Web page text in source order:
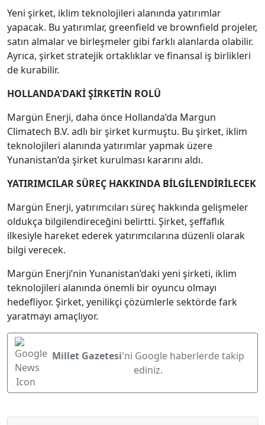
Yeni şirket, iklim teknolojileri alanında yatırımlar
yapacak. Bu yatırımlar, greenfield ve brownfield projeler,
satın almalar ve birleşmeler gibi farklı alanlarda olabilir.
Ayrıca, şirket stratejik ortaklıklar ve finansal iş birlikleri
de kurabilir.
HOLLANDA'DAKİ ŞİRKETİN ROLÜ
Margün Enerji, daha önce Hollanda’da Margun
Climatech B.V. adlı bir şirket kurmuştu. Bu şirket, iklim
teknolojileri alanında yatırımlar yapmak üzere
Yunanistan’da şirket kurulması kararını aldı.
YATIRIMCILAR SÜREÇ HAKKINDA BİLGİLENDİRİLECEK
Margün Enerji, yatırımcıları süreç hakkında gelişmeler
oldukça bilgilendireceğini belirtti. Şirket, şeffaflık
ilkesiyle hareket ederek yatırımcılarına düzenli olarak
bilgi verecek.
Margün Enerji’nin Yunanistan’daki yeni şirketi, iklim
teknolojileri alanında önemli bir oyuncu olmayı
hedefliyor. Şirket, yenilikçi çözümlerle sektörde fark
yaratmayı amaçlıyor.
Millet Gazetesi'ni Google haberlerde takip
ediniz.